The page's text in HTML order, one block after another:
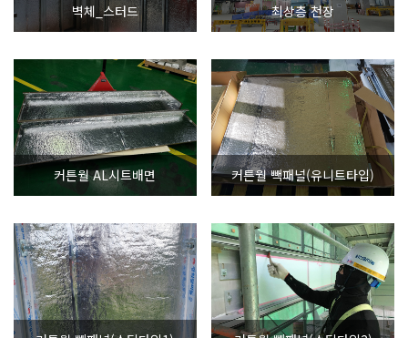
벽체_스터드 최상층 천장
커튼월 AL시트배면 커튼월 빽패널(유니트타입)